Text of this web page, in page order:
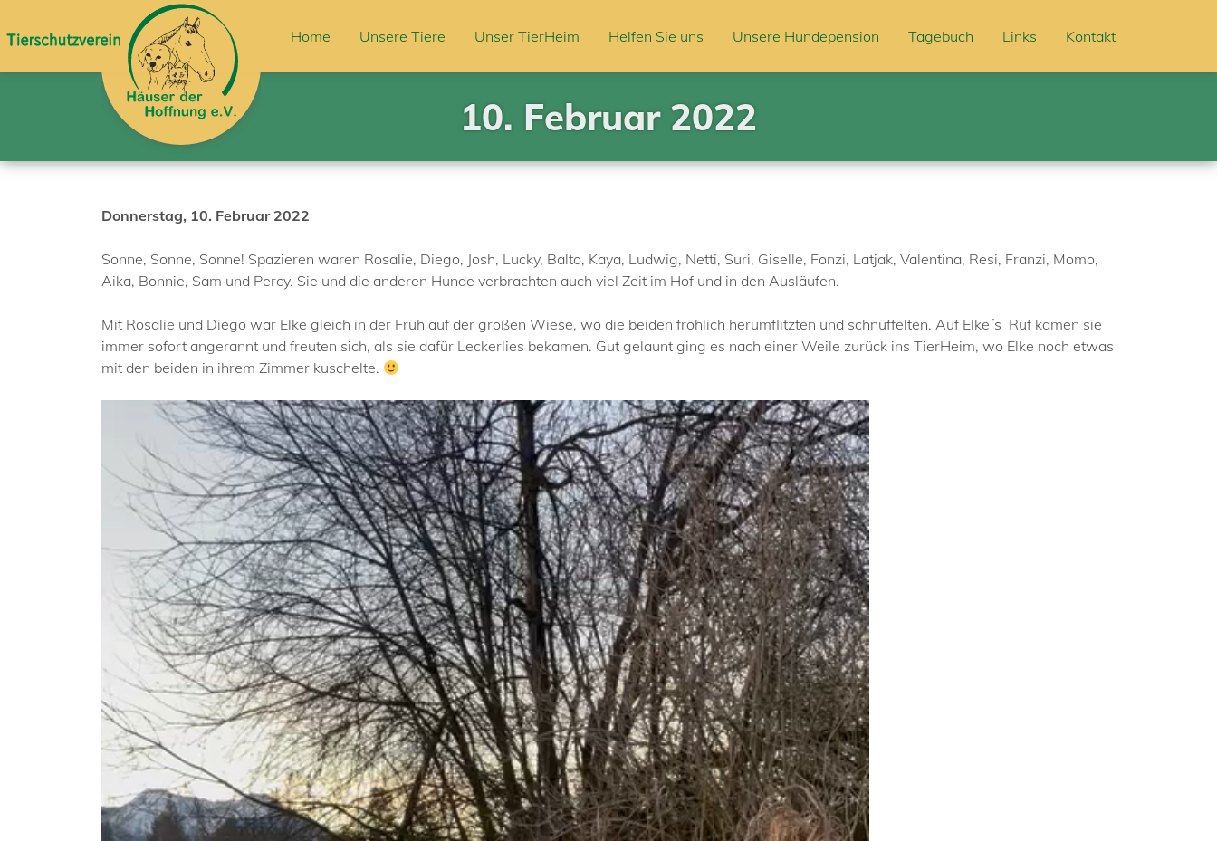
Home Unsere Tiere Unser TierHeim Helfen Sie uns Unsere Hundepension Tagebuch Links Kontakt
10. Februar 2022
Donnerstag, 10. Februar 2022
Sonne, Sonne, Sonne! Spazieren waren Rosalie, Diego, Josh, Lucky, Balto, Kaya, Ludwig, Netti, Suri, Giselle, Fonzi, Latjak, Valentina, Resi, Franzi, Momo,
Aika, Bonnie, Sam und Percy. Sie und die anderen Hunde verbrachten auch viel Zeit im Hof und in den Ausläufen.
Mit Rosalie und Diego war Elke gleich in der Früh auf der großen Wiese, wo die beiden fröhlich herumflitzten und schnüffelten. Auf Elke´s Ruf kamen sie
immer sofort angerannt und freuten sich, als sie dafür Leckerlies bekamen. Gut gelaunt ging es nach einer Weile zurück ins TierHeim, wo Elke noch etwas
mit den beiden in ihrem Zimmer kuschelte.